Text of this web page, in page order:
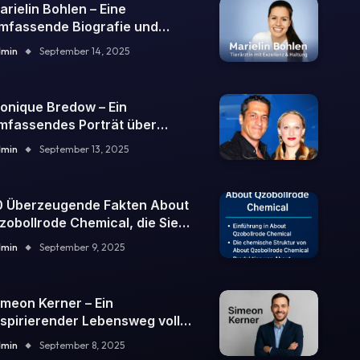
Bohlen – Eine
Biografie und
September 14, 2025
Bredow – Ein
Porträt über
Karriere und Einfluss
September 13, 2025
Überzeugende Fakten About
Chemical, die Sie
werde
September 9, 2025
Kerner – Ein
Lebensweg voller
September 8, 2025